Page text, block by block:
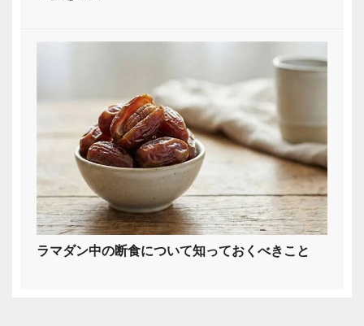
ラマダン中の断食について知っておくべきこと